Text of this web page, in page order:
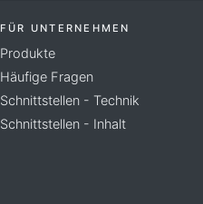
FÜR UNTERNEHMEN
Produkte
Häufige Fragen
Schnittstellen - Technik
Schnittstellen - Inhalt